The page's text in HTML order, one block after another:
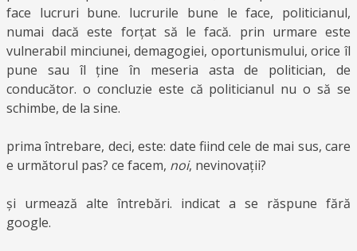
face lucruri bune. lucrurile bune le face, politicianul,
numai dacă este forțat să le facă. prin urmare este
vulnerabil minciunei, demagogiei, oportunismului, orice îl
pune sau îl ține în meseria asta de politician, de
conducător. o concluzie este că politicianul nu o să se
schimbe, de la sine.
prima întrebare, deci, este: date fiind cele de mai sus, care
e următorul pas? ce facem, noi, nevinovații?
și urmează alte întrebări. indicat a se răspune fără
google.